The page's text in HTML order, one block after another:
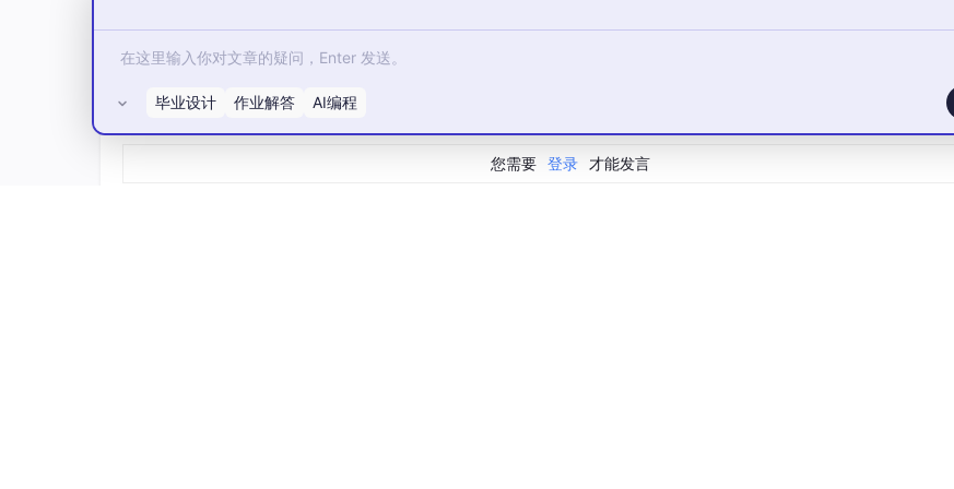
整个系统采用前后端分离的设计理念，前端基于现代 Web 技术栈构建，提供响应式的数据可视化界面；后
个独立的微服务组成，通过标准化的 RESTful API 进行通信。这种分层架构让前端工程师与后端工程师可以
所有评论(0)
您需要 登录 才能发言
毕业设计 作业解答 AI编程